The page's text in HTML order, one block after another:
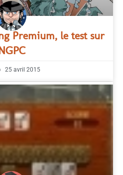
Premium, le test sur
25 avril 2015